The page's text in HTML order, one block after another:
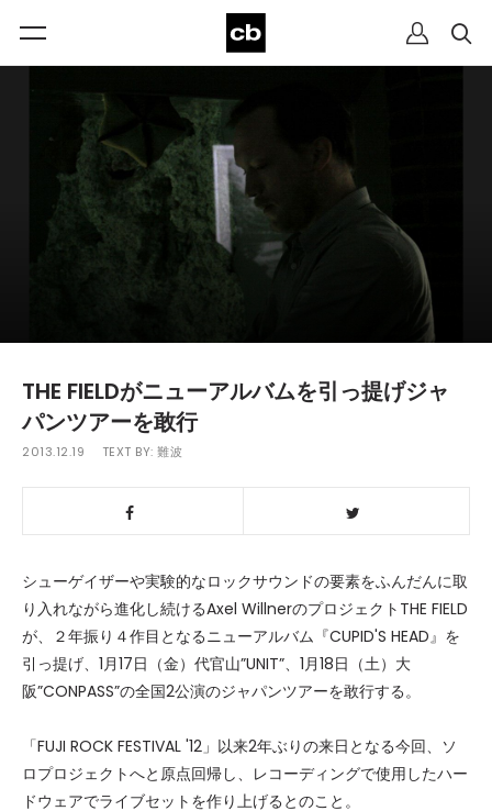
THE FIELDがニューアルバムを引っ提げジャ
パンツアーを敢行
2013.12.19 TEXT BY:難波
シューゲイザーや実験的なロックサウンドの要素をふんだんに取
り入れながら進化し続けるAxel WillnerのプロジェクトTHE FIELD
が、２年振り４作目となるニューアルバム『CUPID'S HEAD』を
引っ提げ、1月17日（金）代官山”UNIT”、1月18日（土）大
阪”CONPASS”の全国2公演のジャパンツアーを敢行する。
「FUJI ROCK FESTIVAL '12」以来2年ぶりの来日となる今回、ソ
ロプロジェクトへと原点回帰し、レコーディングで使用したハー
ドウェアでライブセットを作り上げるとのこと。